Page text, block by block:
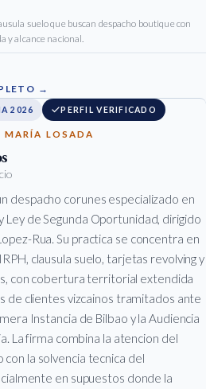
suelo que buscan despacho boutique con
y alcance nacional.
→
2026 PERFIL VERIFICADO
MARÍA LOSADA
despacho corunes especializado en
Ley de Segunda Oportunidad, dirigido
Rua. Su practica se concentra en
clausula suelo, tarjetas revolving y
con cobertura territorial extendida
de clientes vizcainos tramitados ante
Instancia de Bilbao y la Audiencia
La firma combina la atencion del
la solvencia tecnica del
en supuestos donde la